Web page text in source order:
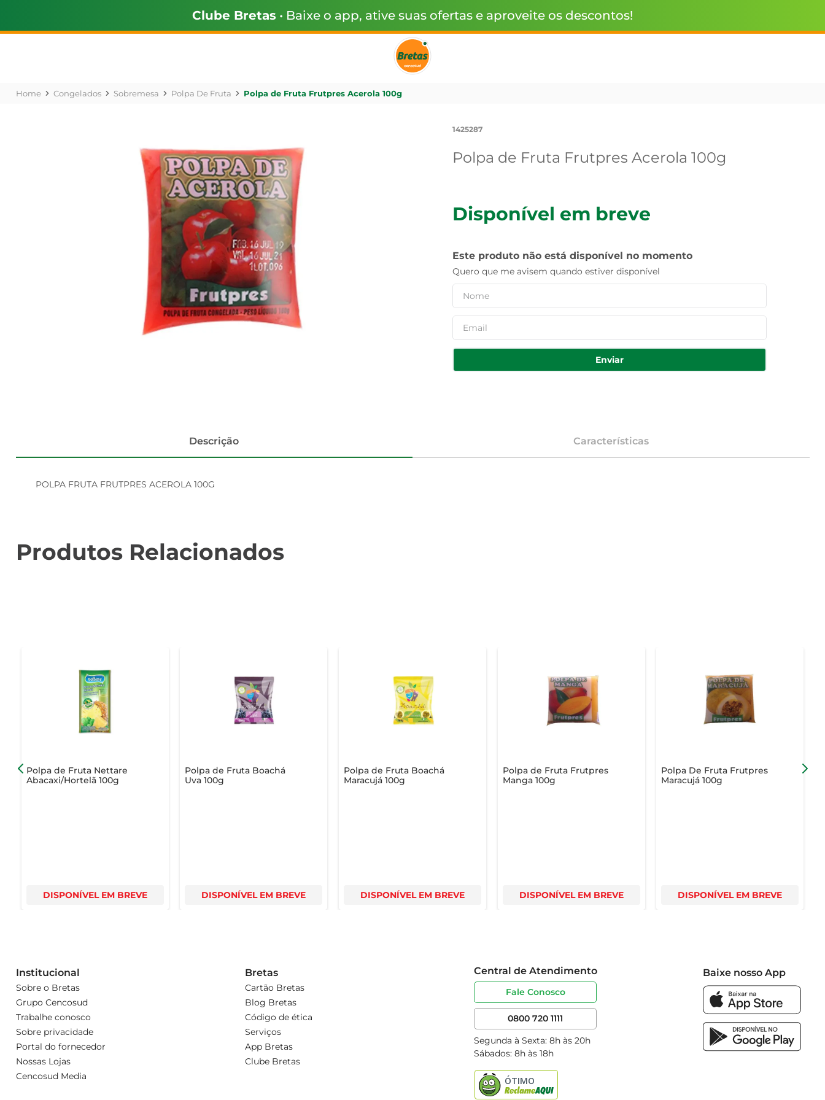
Clube Bretas • Baixe o app, ative suas ofertas e aproveite os descontos!
Congelados Sobremesa Polpa De Fruta Polpa de Fruta Frutpres Acerola 100g
1425287
Polpa de Fruta Frutpres Acerola 100g
Disponível em breve
Este produto não está disponível no momento
Quero que me avisem quando estiver disponível
Enviar
Descrição Características
POLPA FRUTA FRUTPRES ACEROLA 100G
Produtos Relacionados
Polpa de Fruta Nettare
Abacaxi/Hortelã 100g
DISPONÍVEL EM BREVE
Polpa de Fruta Boachá
Uva 100g
DISPONÍVEL EM BREVE
Polpa de Fruta Boachá
Maracujá 100g
DISPONÍVEL EM BREVE
Polpa de Fruta Frutpres
Manga 100g
DISPONÍVEL EM BREVE
Polpa De Fruta Frutpres
Maracujá 100g
DISPONÍVEL EM BREVE
Institucional
Sobre o Bretas
Grupo Cencosud
Trabalhe conosco
Sobre privacidade
Portal do fornecedor
Nossas Lojas
Cencosud Media
Bretas
Cartão Bretas
Blog Bretas
Código de ética
Serviços
App Bretas
Clube Bretas
Central de Atendimento
Fale Conosco
0800 720 1111
Segunda à Sexta: 8h às 20h
Sábados: 8h às 18h
Baixe nosso App